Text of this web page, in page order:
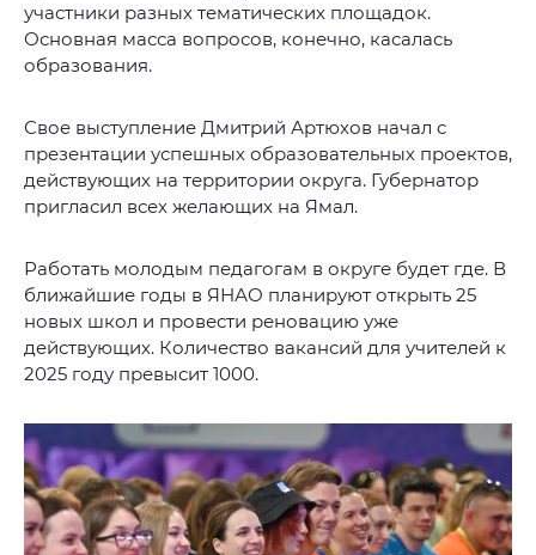
участники разных тематических площадок.
Основная масса вопросов, конечно, касалась
образования.
Свое выступление Дмитрий Артюхов начал с
презентации успешных образовательных проектов,
действующих на территории округа. Губернатор
пригласил всех желающих на Ямал.
Работать молодым педагогам в округе будет где. В
ближайшие годы в ЯНАО планируют открыть 25
новых школ и провести реновацию уже
действующих. Количество вакансий для учителей к
2025 году превысит 1000.